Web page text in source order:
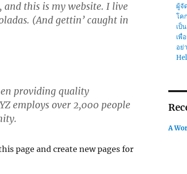
and this is my website. I live
(And gettin’ caught in
providing quality
employs over 2,000 people
page and create new pages for
ผู้จั
โค
เป็
เพื่
อย่
A